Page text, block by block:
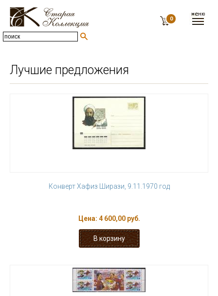
0
Лучшие предложения
Конверт Хафиз Ширази, 9.11.1970 год
Цена: 4 600,00 руб.